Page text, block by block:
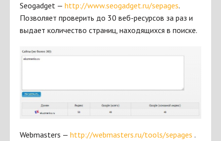
Seogadget — http://www.seogadget.ru/sepages.
Позволяет проверить до 30 веб-ресурсов за раз и
выдает количество страниц, находящихся в поиске.
Webmasters — http://webmasters.ru/tools/sepages .